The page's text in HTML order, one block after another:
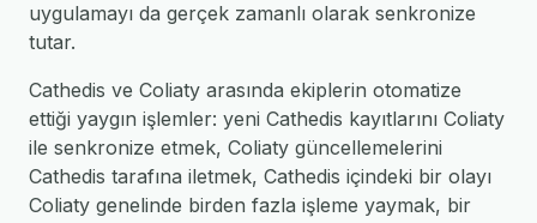
uygulamayı da gerçek zamanlı olarak senkronize
tutar.
Cathedis ve Coliaty arasında ekiplerin otomatize
ettiği yaygın işlemler: yeni Cathedis kayıtlarını Coliaty
ile senkronize etmek, Coliaty güncellemelerini
Cathedis tarafına iletmek, Cathedis içindeki bir olayı
Coliaty genelinde birden fazla işleme yaymak, bir